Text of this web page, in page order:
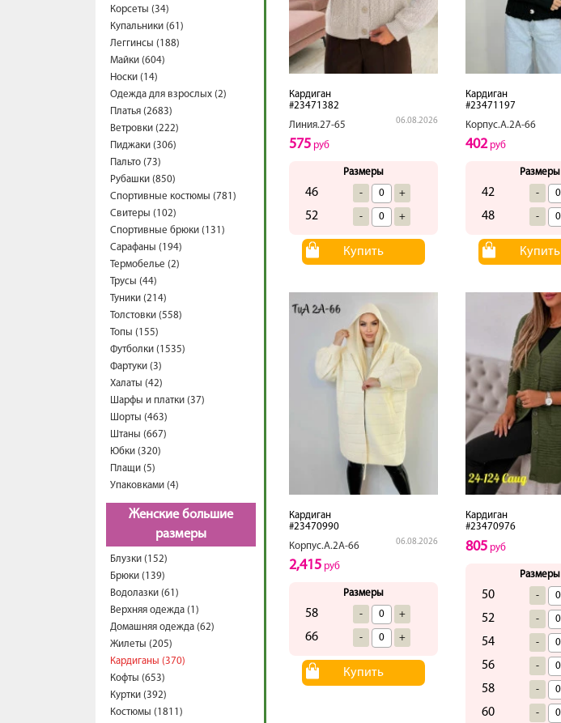
Корсеты (34)
Купальники (61)
Леггинсы (188)
Майки (604)
Носки (14)
Одежда для взрослых (2)
Платья (2683)
Ветровки (222)
Пиджаки (306)
Пальто (73)
Рубашки (850)
Спортивные костюмы (781)
Свитеры (102)
Спортивные брюки (131)
Сарафаны (194)
Термобелье (2)
Трусы (44)
Туники (214)
Толстовки (558)
Топы (155)
Футболки (1535)
Фартуки (3)
Халаты (42)
Шарфы и платки (37)
Шорты (463)
Штаны (667)
Юбки (320)
Плащи (5)
Упаковками (4)
Женские большие
размеры
Блузки (152)
Брюки (139)
Водолазки (61)
Верхняя одежда (1)
Домашняя одежда (62)
Жилеты (205)
Кардиганы (370)
Кофты (653)
Куртки (392)
Костюмы (1811)
Кардиган
#23471382
Линия.27-65
06.08.2026
575 руб
Размеры
46 - +
52 - +
Купить
Кардиган
#23471197
Корпус.А.2А-66
402руб
Размеры
42 -
48 -
Купить
Кардиган
#23470990
Корпус.А.2А-66
06.08.2026
2,415 руб
Размеры
58 - +
66 - +
Купить
Кардиган
#23470976
805руб
Размеры
50 -
52 -
54 -
56 -
58 -
60 -